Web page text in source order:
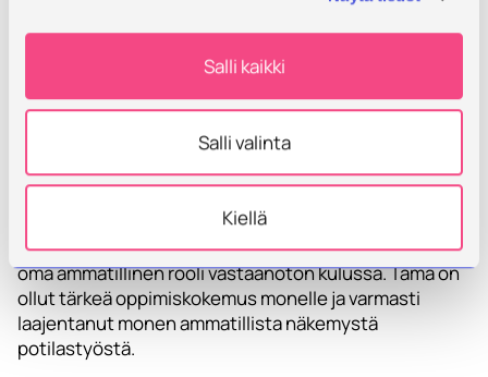
Salli kaikki
Salli valinta
Kiellä
ohjaukselle, joka huomioi sekä yksilön voimavarat että
ympäröivän yhteiskunnan mahdollisuudet. Tällöin
ohjauksen tavoitteena ei ole vain tukea ikääntyneen
selviytymistä, vaan ennen kaikkea mahdollistaa hänen
aktiivinen toimijuutensa ja osallisuutensa yhteisössä.
Osmo-vastaanotossa opiskelijoita kannustettiin
opiskelijoiden kanssa. Kannustettiin myös oppimaan
muiden alojen opiskelijoilta, mutta myös löytämään
oma ammatillinen rooli vastaanoton kulussa. Tämä on
ollut tärkeä oppimiskokemus monelle ja varmasti
laajentanut monen ammatillista näkemystä
potilastyöstä.